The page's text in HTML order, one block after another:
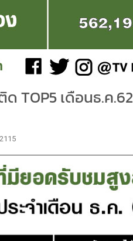
TOP5 เดือนธ.ค.62
2115